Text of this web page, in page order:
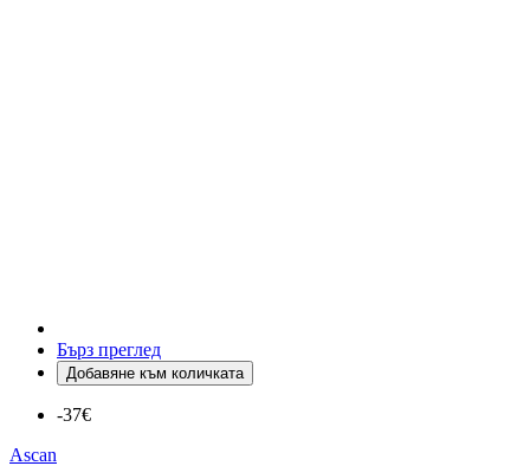
Бърз преглед
Добавяне към количката
-37€
Ascan